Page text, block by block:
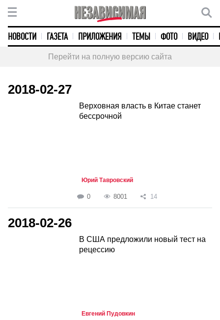
НОВОСТИ ГАЗЕТА ПРИЛОЖЕНИЯ ТЕМЫ ФОТО ВИДЕО
Перейти на полную версию сайта
2018-02-27
Верховная власть в Китае станет
бессрочной
Юрий Тавровский
0 8001 14
2018-02-26
В США предложили новый тест на
рецессию
Евгений Пудовкин